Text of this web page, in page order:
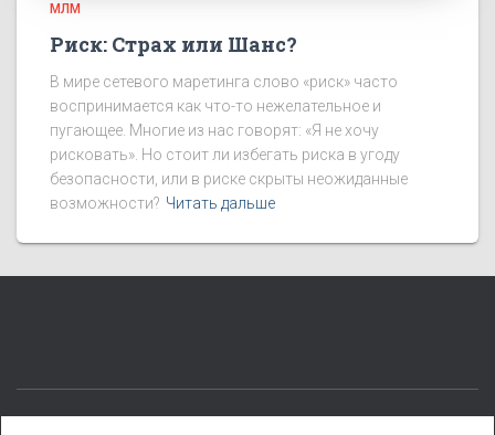
МЛМ
Риск: Страх или Шанс?
В мире сетевого маретинга слово «риск» часто
воспринимается как что-то нежелательное и
пугающее. Многие из нас говорят: «Я не хочу
рисковать». Но стоит ли избегать риска в угоду
безопасности, или в риске скрыты неожиданные
возможности? Читать дальше